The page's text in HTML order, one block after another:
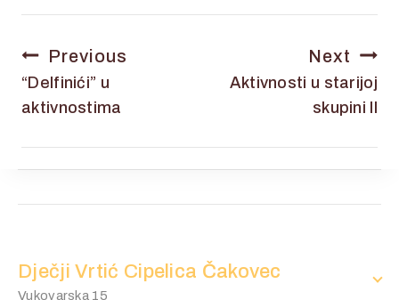
Previous
“Delfinići” u
aktivnostima
Next
Aktivnosti u starijoj
skupini II
Dječji Vrtić Cipelica Čakovec
Vukovarska 15